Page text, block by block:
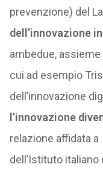
prevenzione) del
dell’innovazione
ambedue,
cui ad esempio
dell’innovazione
l’innovazione
relazione affidata
dell’Istituto